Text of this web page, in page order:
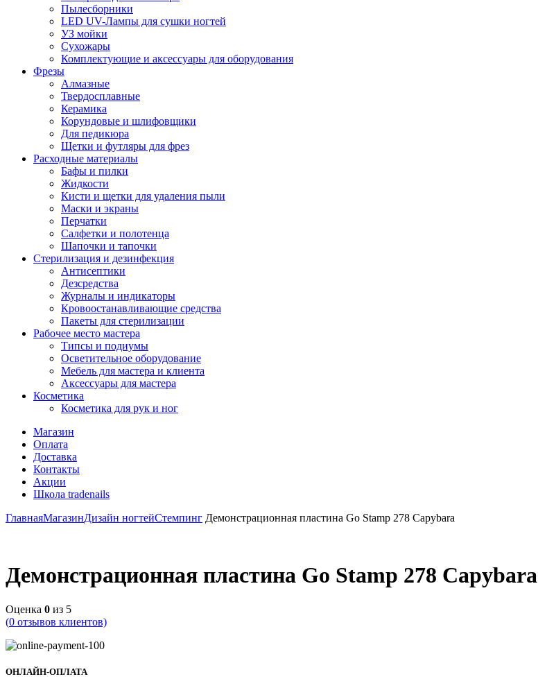
Пылесборники
LED UV-Лампы для сушки ногтей
УЗ мойки
Сухожары
Комплектующие и аксессуары для оборудования
Фрезы
Алмазные
Твердосплавные
Керамика
Корундовые и шлифовщики
Для педикюра
Щетки и футляры для фрез
Расходные материалы
Бафы и пилки
Жидкости
Кисти и щетки для удаления пыли
Маски и экраны
Перчатки
Салфетки и полотенца
Шапочки и тапочки
Стерилизация и дезинфекция
Антисептики
Дезсредства
Журналы и индикаторы
Кровоостанавливающие средства
Пакеты для стерилизации
Рабочее место мастера
Типсы и подиумы
Осветительное оборудование
Мебель для мастера и клиента
Аксессуары для мастера
Косметика
Косметика для рук и ног
Магазин
Оплата
Доставка
Контакты
Акции
Школа tradenails
ГлавнаяМагазинДизайн ногтейСтемпинг Демонстрационная пластина Go Stamp 278 Capybara
Демонстрационная пластина Go Stamp 278 Capybara
Оценка 0 из 5
(0 отзывов клиентов)
ОНЛАЙН-ОПЛАТА